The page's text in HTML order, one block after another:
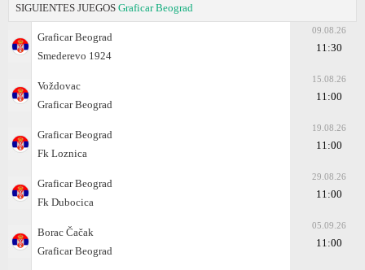
SIGUIENTES JUEGOS Graficar Beograd
Graficar Beograd
Smederevo 1924
09.08.26
11:30
Voždovac
Graficar Beograd
15.08.26
11:00
Graficar Beograd
Fk Loznica
19.08.26
11:00
Graficar Beograd
Fk Dubocica
29.08.26
11:00
Borac Čačak
Graficar Beograd
05.09.26
11:00